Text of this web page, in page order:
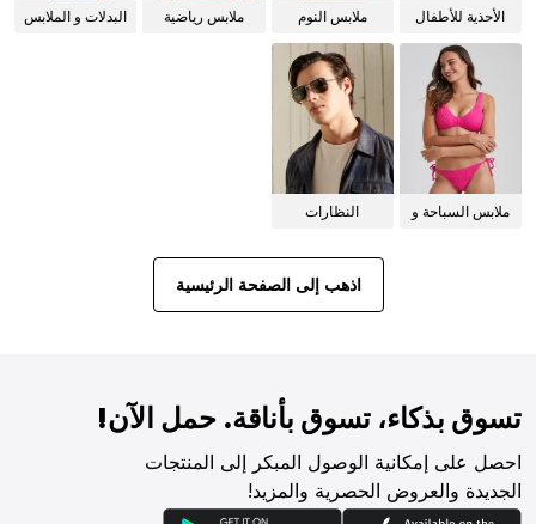
الأحذية للأطفال
ملابس النوم
ملابس رياضية
البدلات و الملابس
ملابس السباحة و
النظارات
اذهب إلى الصفحة الرئيسية
تسوق بذكاء، تسوق بأناقة. حمل الآن!
احصل على إمكانية الوصول المبكر إلى المنتجات
الجديدة والعروض الحصرية والمزيد!